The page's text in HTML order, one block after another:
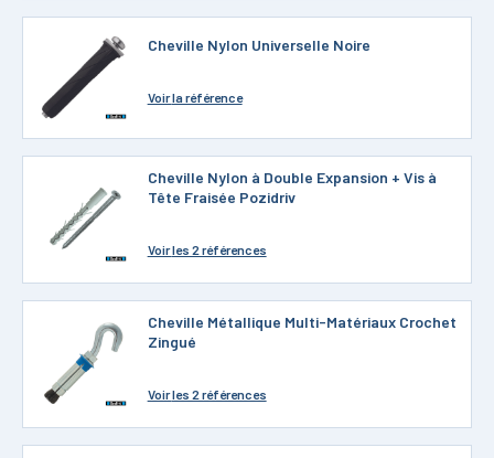
Cheville Nylon Universelle Noire
Voirla référence
Cheville Nylon à Double Expansion + Vis à
Tête Fraisée Pozidriv
Voirles 2 références
Cheville Métallique Multi-Matériaux Crochet
Zingué
Voirles 2 références